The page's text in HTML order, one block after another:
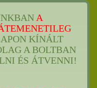
A
KÍNÁLT
A BOLTBAN
ÉS ÁTVENNI!